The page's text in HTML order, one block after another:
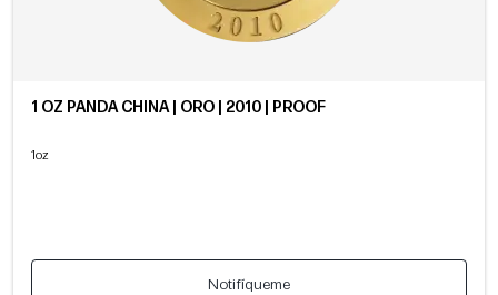
1 OZ PANDA CHINA | ORO | 2010 | PROOF
1oz
Notifíqueme